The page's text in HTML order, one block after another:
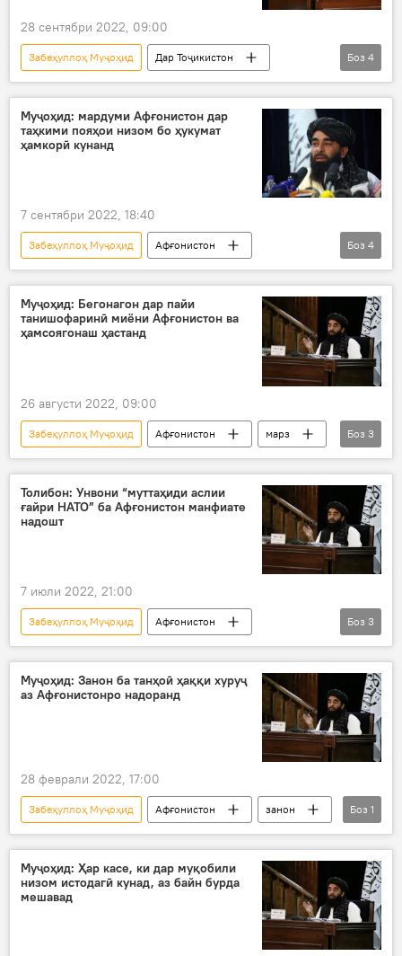
28 сентябри 2022, 09:00
Забеҳуллоҳ Муҷоҳид
Дар Тоҷикистон
Афғонистон
Толибон
Амният ва мудофиа
нигаронӣ
Боз 4
Муҷоҳид: мардуми Афғонистон дар
таҳкими пояҳои низом бо ҳукумат
ҳамкорӣ кунанд
7 сентябри 2022, 18:40
Забеҳуллоҳ Муҷоҳид
Афғонистон
Толибон
мардум
Ҳукумат
ҳамкорӣ
Боз 4
Муҷоҳид: Бегонагон дар пайи
танишофаринӣ миёни Афғонистон ва
ҳамсоягонаш ҳастанд
26 августи 2022, 09:00
Забеҳуллоҳ Муҷоҳид Афғонистон
марз
ҳамсоя
мушкилот Осиёи Марказӣ
Боз 3
Толибон: Унвони “муттаҳиди аслии
ғайри НАТО” ба Афғонистон манфиате
надошт
7 июли 2022, 21:00
Забеҳуллоҳ Муҷоҳид
Афғонистон
Осиёи Марказӣ
НАТО Толибон
Боз 3
Муҷоҳид: Занон ба танҳоӣ ҳаққи хуруҷ
аз Афғонистонро надоранд
28 феврали 2022, 17:00
Забеҳуллоҳ Муҷоҳид Афғонистон
занон
хориҷ
Боз 1
Муҷоҳид: Ҳар касе, ки дар муқобили
низом истодагӣ кунад, аз байн бурда
мешавад